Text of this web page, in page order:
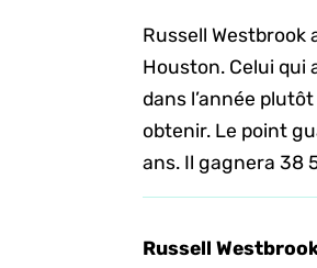
Russell Westbrook
Houston. Celui qui
dans l’année
obtenir. Le point
ans. Il gagnera 38
Russell